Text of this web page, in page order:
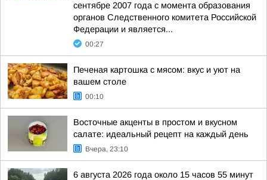
сентябре 2007 года с момента образования
органов Следственного комитета Российской
Федерации и является...
00:27
Печеная картошка с мясом: вкус и уют на
вашем столе
00:10
Восточные акценты в простом и вкусном
салате: идеальный рецепт на каждый день
Вчера, 23:10
6 августа 2026 года около 15 часов 55 минут